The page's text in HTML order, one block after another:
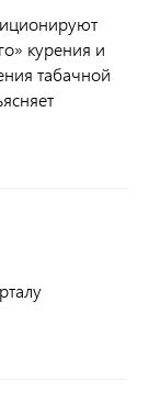
курения и
табачной